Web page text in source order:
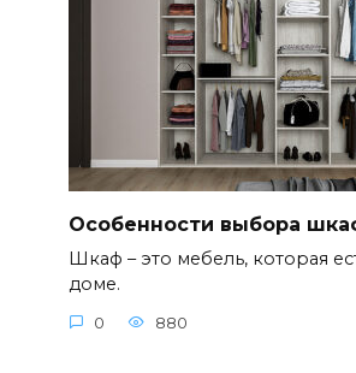
Особенности выбора
Шкаф – это мебель, которая
доме.
0 880